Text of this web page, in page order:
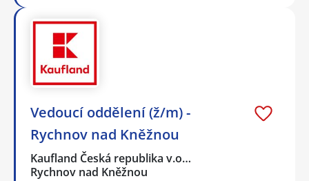
Vedoucí oddělení (ž/m) -
Rychnov nad Kněžnou
Kaufland Česká republika v.o…
Rychnov nad Kněžnou